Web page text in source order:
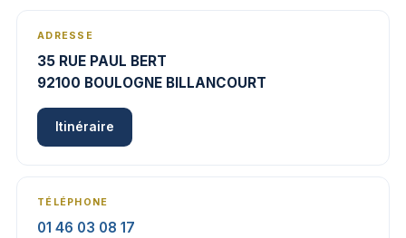
ADRESSE
35 RUE PAUL BERT
92100 BOULOGNE BILLANCOURT
Itinéraire
TÉLÉPHONE
01 46 03 08 17